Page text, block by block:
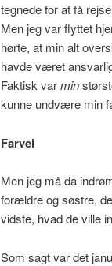
tegnede for at få
Men jeg var flyttet
hørte, at min alt
havde været
Faktisk varmin
kunne undvære min
Farvel
Men jeg må da
forældre og søstre,
vidste, hvad de ville
Som sagt var det